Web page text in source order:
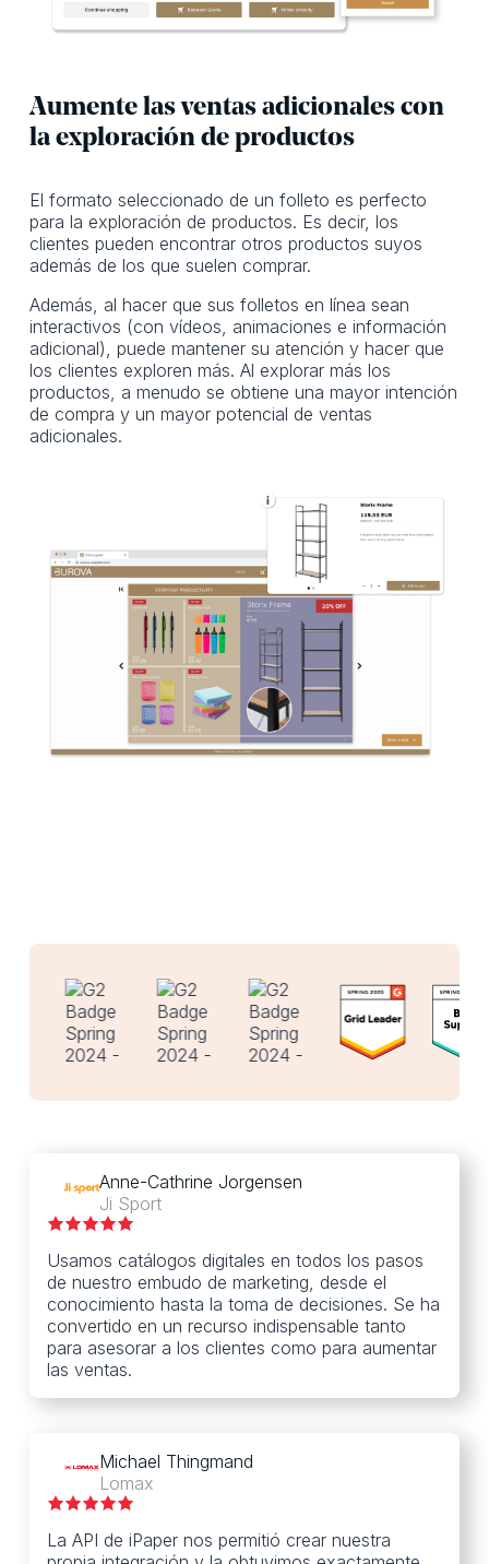
Aumente las ventas adicionales con
la exploración de productos
El formato seleccionado de un folleto es perfecto
para la exploración de productos. Es decir, los
clientes pueden encontrar otros productos suyos
además de los que suelen comprar.
Además, al hacer que sus folletos en línea sean
interactivos (con vídeos, animaciones e información
adicional), puede mantener su atención y hacer que
los clientes exploren más. Al explorar más los
productos, a menudo se obtiene una mayor intención
de compra y un mayor potencial de ventas
adicionales.
Anne-Cathrine Jorgensen
Ji Sport
Usamos catálogos digitales en todos los pasos
de nuestro embudo de marketing, desde el
conocimiento hasta la toma de decisiones. Se ha
convertido en un recurso indispensable tanto
para asesorar a los clientes como para aumentar
las ventas.
Michael Thingmand
Lomax
La API de iPaper nos permitió crear nuestra